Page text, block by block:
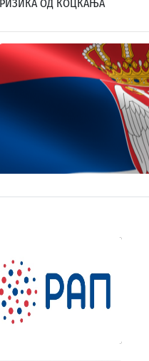
ОД КОЦКАЊА